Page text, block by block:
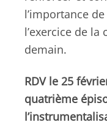
l’importance
l’exercice de
demain.
RDV le 25
quatrième